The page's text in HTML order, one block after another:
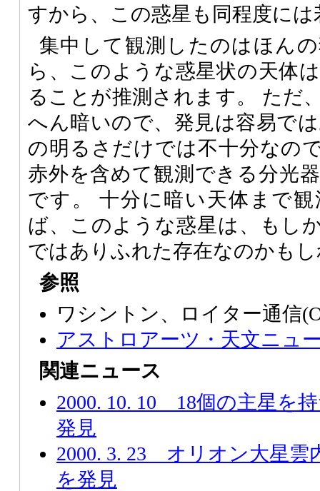
すから、この惑星も同程度に
集中して観測したのはほん
ら、このような惑星状の天体
ることが推測されます。 ただ
へん暗いので、発見は容易で
の明るさだけでは不十分なの
赤外を含めて観測できる分光
です。 十分に暗い天体まで
ば、このような惑星は、もし
ではありふれた存在なのかも
参照
ワシントン、ロイター通信
アストロアーツ・天文ニュ
関連ニュース
2000. 10. 10 18個の主星を
発見
2000. 3. 23 オリオン大星雲
を発見